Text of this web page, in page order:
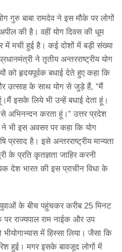
गुरु बाबा रामदेव ने इस मौके पर लोगों
की है। वहीं योग दिवस की धूम
में मची हुई है। कई दोशों में बड़ी संख्या
ने तृतीय अन्तरराष्ट्रीय योग
को हृदयपूर्वक बधाई देते हुए कहा कि
उत्साह के साथ योग से जुड़े हैं, ”मैं
इसके लिये भी उन्हें बधाई देता हूं।
अभिनन्दन करता हूं।” उत्तर प्रदेश
भी इस अवसर पर कहा कि योग
है। इसे अन्तरराष्ट्रीय मान्यता
के प्रति कृतज्ञता जाहिर करनी
देश भारत की इस प्राचीन विधा के
के बीच पहुंचकर करीब 25 मिनट
राज्यपाल राम नाईक और उप
में हिस्सा लिया। जैसा कि
हुई। मगर इसके बावजूद लोगों में